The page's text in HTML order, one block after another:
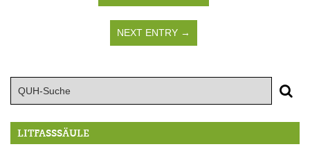
NEXT ENTRY →
LITFASSSÄULE